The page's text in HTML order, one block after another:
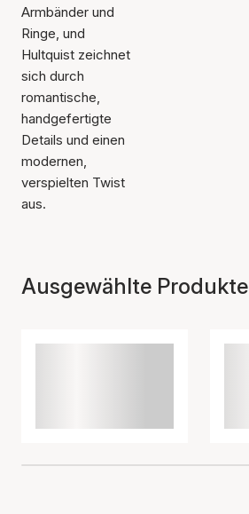
Armbänder und
Ringe, und
Hultquist zeichnet
sich durch
romantische,
handgefertigte
Details und einen
modernen,
verspielten Twist
aus.
Ausgewählte Produkte